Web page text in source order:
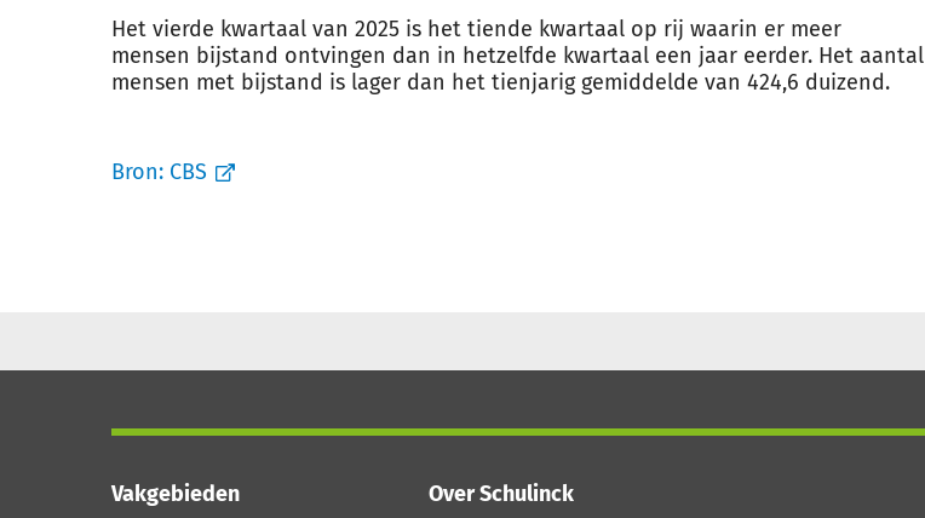
Het vierde kwartaal van 2025 is het tiende kwartaal op rij waarin er meer
mensen bijstand ontvingen dan in hetzelfde kwartaal een jaar eerder. Het aantal
mensen met bijstand is lager dan het tienjarig gemiddelde van 424,6 duizend.
Bron: CBS
Vakgebieden
Over Schulinck